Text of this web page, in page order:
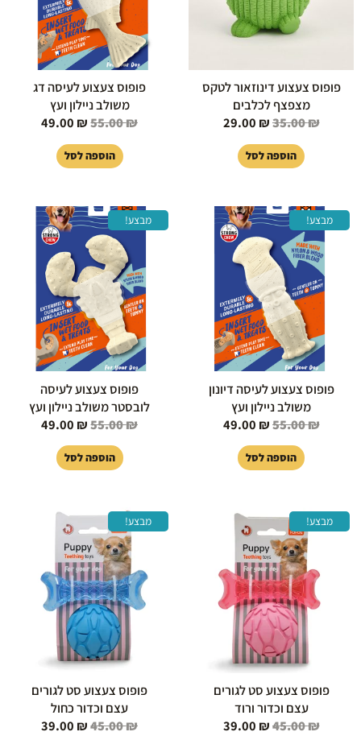
פופוס צעצוע דינוזאור לטקס
מצפצף לכלבים
35.00₪
29.00 ₪
הוספה לסל
פופוס צעצוע לעיסה דג
משולב ניילון ועץ
55.00₪
49.00 ₪
הוספה לסל
מבצע!
פופוס צעצוע לעיסה דיונון
משולב ניילון ועץ
55.00₪
המחיר
המקורי
היה:
55.00 ₪.
49.00 ₪
המחיר
הנוכחי
הוספה לסל
מבצע!
פופוס צעצוע לעיסה
לובסטר משולב ניילון ועץ
55.00₪
המחיר
המקורי
היה:
55.00 ₪.
49.00 ₪
המחיר
הנוכחי
הוספה לסל
מבצע!
פופוס צעצוע סט לגורים
עצם וכדור ורוד
45.00₪
המחיר
המקורי
היה:
45.00 ₪.
39.00 ₪
39.00 ₪.
מבצע!
פופוס צעצוע סט לגורים
עצם וכדור כחול
45.00₪
המחיר
המקורי
היה:
45.00 ₪.
39.00 ₪